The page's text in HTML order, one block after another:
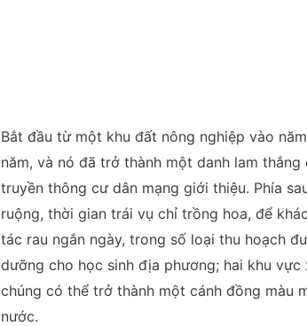
Bắt đầu từ một khu đất nông nghiệp vào
năm, và nó đã trở thành một danh lam
truyền thông cư dân mạng giới thiệu. Phía
ruộng, thời gian trái vụ chỉ trồng hoa, để
tác rau ngắn ngày, trong số loại thu hoạch
dưỡng cho học sinh địa phương; hai khu
chúng có thể trở thành một cánh đồng màu
nước.